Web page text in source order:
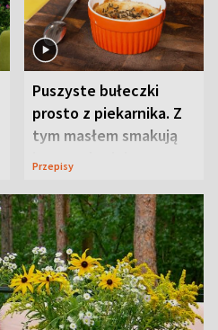
Puszyste bułeczki
prosto z piekarnika. Z
tym masłem smakują
jeszcze lepiej
Przepisy